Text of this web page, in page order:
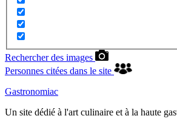
Rechercher des images
Personnes citées dans le site
Gastronomiac
Un site dédié à l'art culinaire et à la haute